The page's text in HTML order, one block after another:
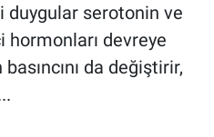
duygular serotonin ve
devreye
da değiştirir,